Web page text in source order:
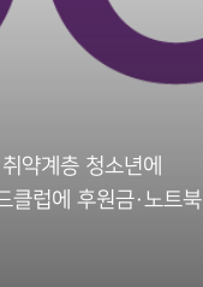
약계층 청소년에
럽에 후원금·노트북